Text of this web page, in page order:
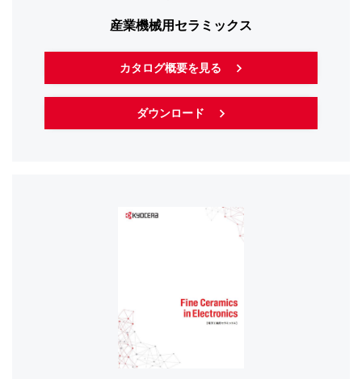
産業機械用セラミックス
カタログ概要を見る
ダウンロード